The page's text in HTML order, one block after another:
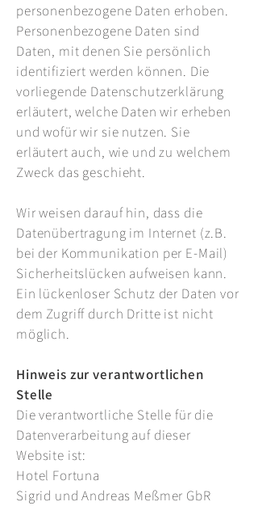
personenbezogene Daten erhoben.
Personenbezogene Daten sind
Daten, mit denen Sie persönlich
identifiziert werden können. Die
vorliegende Datenschutzerklärung
erläutert, welche Daten wir erheben
und wofür wir sie nutzen. Sie
erläutert auch, wie und zu welchem
Zweck das geschieht.
Wir weisen darauf hin, dass die
Datenübertragung im Internet (z.B.
bei der Kommunikation per E-Mail)
Sicherheitslücken aufweisen kann.
Ein lückenloser Schutz der Daten vor
dem Zugriff durch Dritte ist nicht
möglich.
Hinweis zur verantwortlichen
Stelle
Die verantwortliche Stelle für die
Datenverarbeitung auf dieser
Website ist:
Hotel Fortuna
Sigrid und Andreas Meßmer GbR